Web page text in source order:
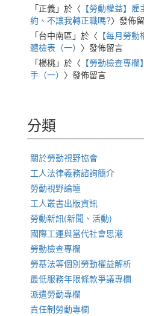
「正義」於〈 【勞動權益】
約、不讓我轉正職嗎?〉發佈
「台中南區 」於〈 【每月勞
體檢表（一） 〉發佈留言
「楊桃」於〈 【勞動檢查專
手（一） 〉發佈留言
分類
關於勞動視野協會
工人法律義務諮詢簡介
勞動視野論壇
工人叢書出版資訊
勞動新訊(新聞、活動)
國際工運與當代社會思潮
勞動檢查專欄
勞基法等個別勞動權益解析
最低服務年限條款爭議專欄
派遣勞動專欄
責任制勞動專欄